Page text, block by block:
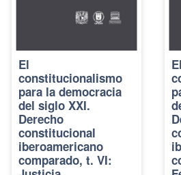
El
constitucionalismo
para la democracia
del siglo XXI.
Derecho
constitucional
iberoamericano
comparado, t. VI:
El